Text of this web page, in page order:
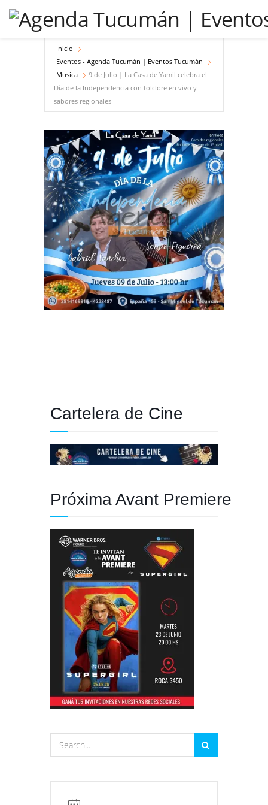
Inicio
Eventos - Agenda Tucumán | Eventos Tucumán
Musica
9 de Julio | La Casa de Yamil celebra el
Día de la Independencia con folclore en vivo y
sabores regionales
Cartelera de Cine
Próxima Avant Premiere